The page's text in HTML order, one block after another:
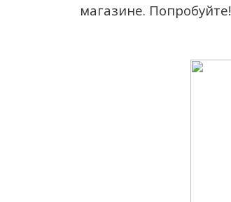
магазине. Попробуйте!